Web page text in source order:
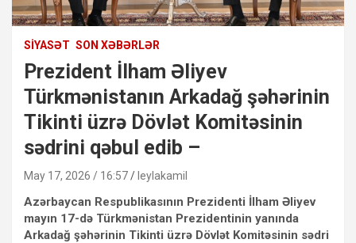
SIYASƏT SON XƏBƏRLƏR
Prezident İlham Əliyev
Türkmənistanın Arkadağ şəhərinin
Tikinti üzrə Dövlət Komitəsinin
sədrini qəbul edib –
May 17, 2026 / 16:57 leylakamil
Azərbaycan Respublikasının Prezidenti İlham Əliyev
mayın 17-də Türkmənistan Prezidentinin yanında
Arkadağ şəhərinin Tikinti üzrə Dövlət Komitəsinin sədri